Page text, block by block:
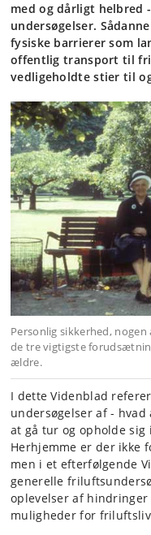
med og dårligt helbred
undersøgelser.
fysiske barrierer som
offentlig transport til
vedligeholdte stier til
Personlig sikkerhed,
de tre vigtigste
ældre.
I dette Videnblad
undersøgelser af -
at gå tur og opholde sig
Herhjemme er der ikke
men i et efterfølgende
generelle
oplevelser af
muligheder for